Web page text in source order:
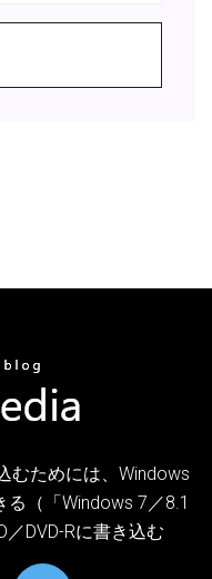
むためには、Windows
（「Windows 7／8.1
／DVD-Rに書き込む